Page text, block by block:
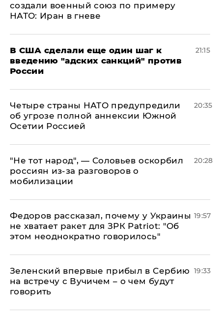
создали военный союз по примеру
НАТО: Иран в гневе
В США сделали еще один шаг к
введению "адских санкций" против
России
21:15
Четыре страны НАТО предупредили
об угрозе полной аннексии Южной
Осетии Россией
20:35
​"Не тот народ", — Соловьев оскорбил
россиян из-за разговоров о
мобилизации
20:28
Федоров рассказал, почему у Украины
не хватает ракет для ЗРК Patriot: "Об
этом неоднократно говорилось"
19:57
Зеленский впервые прибыл в Сербию
на встречу с Вучичем – о чем будут
говорить
19:33